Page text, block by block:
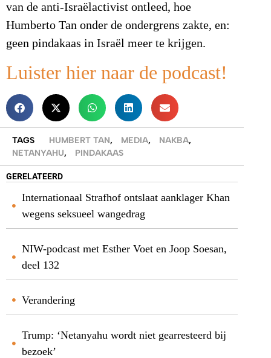
van de anti-Israëlactivist ontleed, hoe
Humberto Tan onder de ondergrens zakte, en:
geen pindakaas in Israël meer te krijgen.
Luister hier naar de podcast!
TAGS HUMBERT TAN, MEDIA, NAKBA,
NETANYAHU, PINDAKAAS
GERELATEERD
Internationaal Strafhof ontslaat aanklager Khan
wegens seksueel wangedrag
NIW-podcast met Esther Voet en Joop Soesan,
deel 132
Verandering
Trump: ‘Netanyahu wordt niet gearresteerd bij
bezoek’